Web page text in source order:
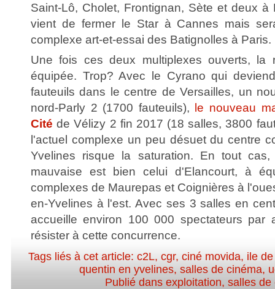
Saint-Lô, Cholet, Frontignan, Sète et deux à
vient de fermer le Star à Cannes mais
complexe art-et-essai des Batignolles à Paris.
Une fois ces deux multiplexes ouverts, la
équipée. Trop? Avec le Cyrano qui
fauteuils dans le centre de Versailles, un
nord-Parly 2 (1700 fauteuils), le nouveau
Cité de Vélizy 2 fin 2017 (18 salles, 3800
l'actuel complexe un peu désuet du centre
Yvelines risque la saturation. En tout
mauvaise est bien celui d'Elancourt, à
complexes de Maurepas et Coignières à
en-Yvelines à l'est. Avec ses 3 salles en
accueille environ 100 000 spectateurs par
résister à cette concurrence.
Tags liés à cet article:c2L,cgr,ciné movida, ile
quentin en yvelines,salles de cinéma,
Publié dans exploitation, salles de